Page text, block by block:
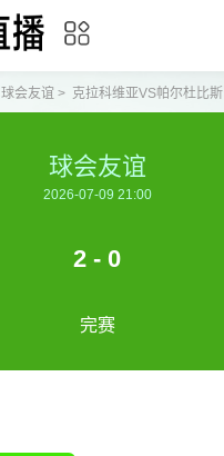
球会友谊 > 克拉科维亚VS帕尔杜比斯
球会友谊
2026-07-09 21:00
2 - 0
完赛